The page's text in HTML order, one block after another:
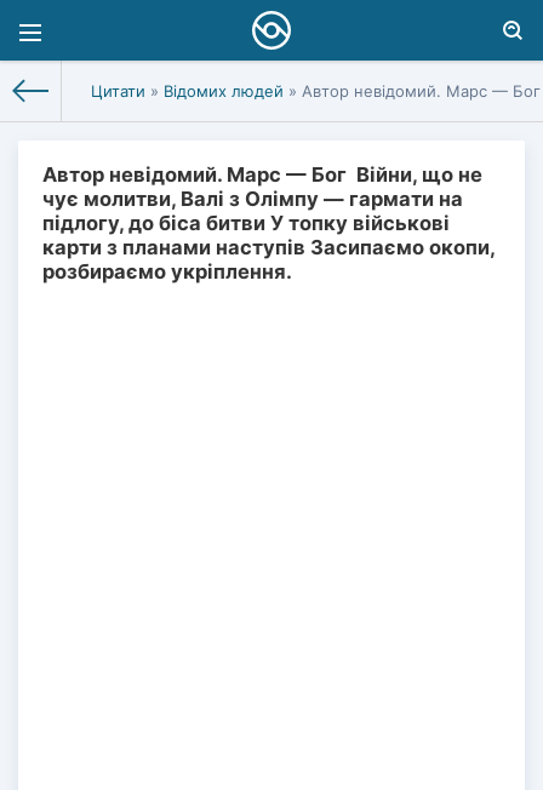
Цитати » Відомих людей » Автор невідомий. Марс — Бог
Автор невідомий. Марс — Бог Війни, що не
чує молитви, Валі з Олімпу — гармати на
підлогу, до біса битви У топку військові
карти з планами наступів Засипаємо окопи,
розбираємо укріплення.